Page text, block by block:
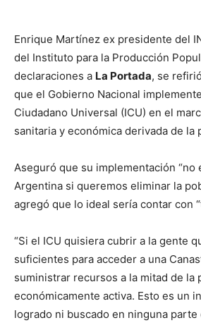
Enrique Martínez ex presidente del
del Instituto para la Producción
declaraciones a La Portada, se
que el Gobierno Nacional
Ciudadano Universal (ICU) en el
sanitaria y económica derivada de la
Aseguró que su implementación “no
Argentina si queremos eliminar la
agregó que lo ideal sería contar con
“Si el ICU quisiera cubrir a la gente
suficientes para acceder a una
suministrar recursos a la mitad de la
económicamente activa. Esto es un
logrado ni buscado en ninguna parte